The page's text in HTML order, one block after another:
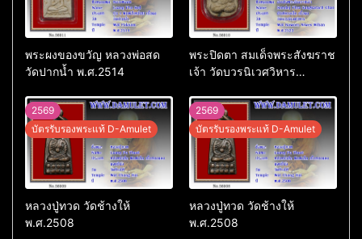
พระผงของขวัญ หลวงพ่อสด
วัดปากน้ำ พ.ศ.2514
พระปิดตา สมเด็จพระสังฆราช
เจ้า วัดบวรนิเวศวิหาร
2569
บัตรรับรองพระแท้ D-Amulet
หลวงปู่ทวด วัดช้างให้
พ.ศ.2508
2569
บัตรรับรองพระแท้ D-Amulet
หลวงปู่ทวด วัดช้างให้
พ.ศ.2508